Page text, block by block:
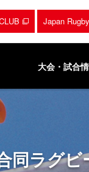
Japan
大会・試合
同ラグ